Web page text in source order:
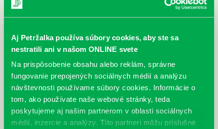
Aj Petržalka používa súbory cookies, aby ste sa
nestratili ani v našom ONLINE svete
Na prispôsobenie obsahu alebo reklám, správne
fungovanie prepojených sociálnych médií a analýzu
návštevnosti používame súbory cookies. Informácie o
tom, ako používate naše webové stránky, teda
poskytujeme aj našim partnerom v oblasti sociálnych
médií, inzercie a analýzy. Títo partneri môžu príslušné